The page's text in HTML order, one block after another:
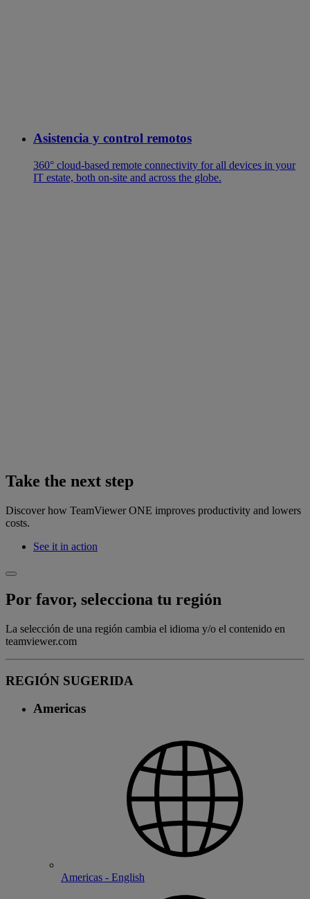
Asistencia y control remotos
360° cloud-based remote connectivity for all devices in your
IT estate, both on-site and across the globe.
Take the next step
Discover how TeamViewer ONE improves productivity and lowers
costs.
See it in action
Por favor, selecciona tu región
La selección de una región cambia el idioma y/o el contenido en
teamviewer.com
REGIÓN SUGERIDA
Americas
Americas - English